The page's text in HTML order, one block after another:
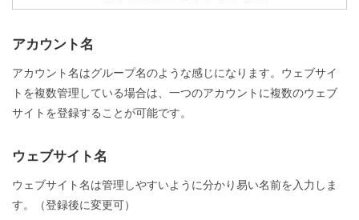
アカウント名
アカウント名はグループ名のような感じになります。ウェブサイ
トを複数管理している場合は、一つのアカウントに複数のウェブ
サイトを登録することが可能です。
ウェブサイト名
ウェブサイト名は管理しやすいように分かり易い名前を入力しま
す。（登録後に変更可）